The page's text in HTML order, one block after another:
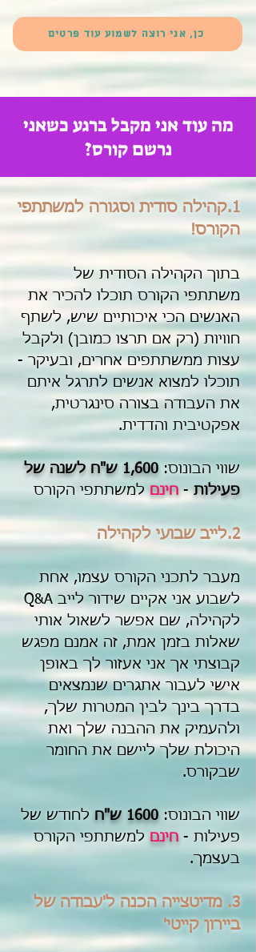
כן, אני רוצה לשמוע עוד פרטים
מה עוד אני מקבל ברגע כשאני
נרשם קורס?
1.קהילה סודית וסגורה למשתתפי
הקורס!
בתוך הקהילה הסודית של
משתתפי הקורס תוכלו להכיר את
האנשים הכי איכותיים שיש, לשתף
חוויות (רק אם תרצו כמובן) ולקבל
עצות ממשתתפים אחרים, ובעיקר -
תוכלו למצוא אנשים לתרגל איתם
את העבודה בצורה סינגרטית,
אפקטיבית והדדית.
שווי הבונוס:
1,600 ש"ח לשנה של
פעילות -חינם למשתתפי הקורס
2.לייב שבועי לקהילה
מעבר לתכני הקורס עצמו, אחת
לשבוע אני אקיים שידור לייב Q&A
לקהילה, שם אפשר לשאול אותי
שאלות בזמן אמת, זה אמנם מפגש
קבוצתי אך אני אעזור לך באופן
אישי לעבור אתגרים שנמצאים
בדרך בינך לבין המטרות שלך,
ולהעמיק את ההבנה שלך ואת
היכולת שלך ליישם את החומר
שבקורס.
שווי הבונוס: 1600 ש"ח
לחודש של
פעילות - חינם למשתתפי הקורס
בעצמך.
3. מדיטצייה הכנה ל'עבודה של
ביירון קייטי'